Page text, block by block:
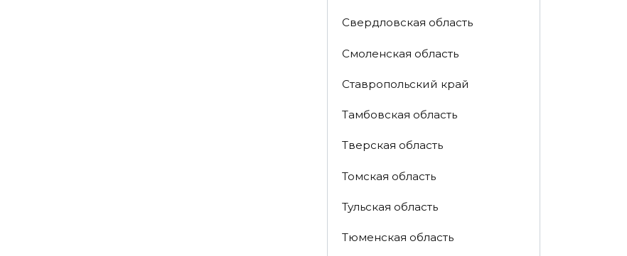
Свердловская область
Смоленская область
Ставропольский край
Тамбовская область
Тверская область
Томская область
Тульская область
Тюменская область